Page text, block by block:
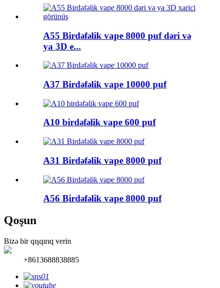
A55 Birdəfəlik vape 8000 puf dəri və
ya 3D e...
A37 Birdəfəlik vape 10000 puf
A10 birdəfəlik vape 600 puf
A31 Birdəfəlik vape 8000 puf
A56 Birdəfəlik vape 8000 puf
Qoşun
Bizə bir qışqırıq verin
+8613688838885